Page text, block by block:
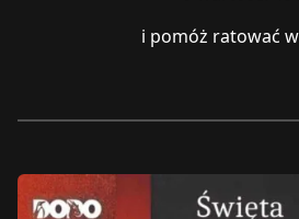
i pomóż ratować